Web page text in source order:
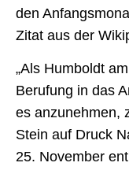
den
Zitat aus der
„Als Humboldt
Berufung in das
es anzunehmen,
Stein auf Druck
25. November